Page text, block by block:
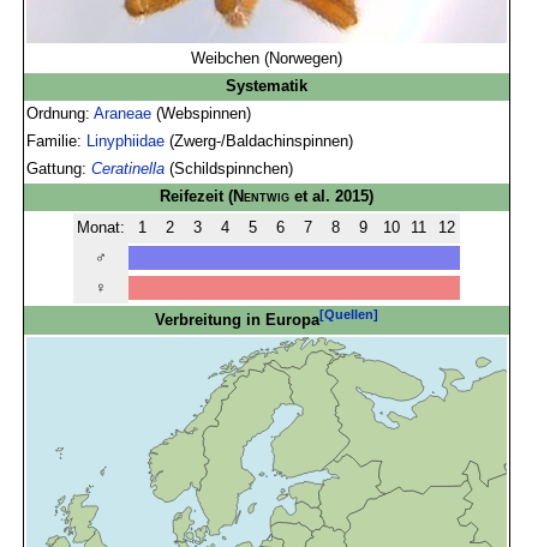
Weibchen (Norwegen)
Systematik
Ordnung:Araneae (Webspinnen)
Familie:
Linyphiidae (Zwerg-/Baldachinspinnen)
Gattung:Ceratinella (Schildspinnchen)
Reifezeit(Nentwig et al. 2015)
Monat:
1 2 3 4 5 6 7 8 9 10 11
12
♂
♀
Verbreitung in Europa[Quellen]